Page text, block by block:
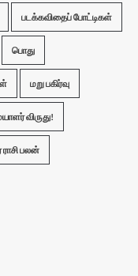
படக்கவிதைப் போட்டிகள்
பொது
மறு பகிர்வு
விருது!
ராசி பலன்